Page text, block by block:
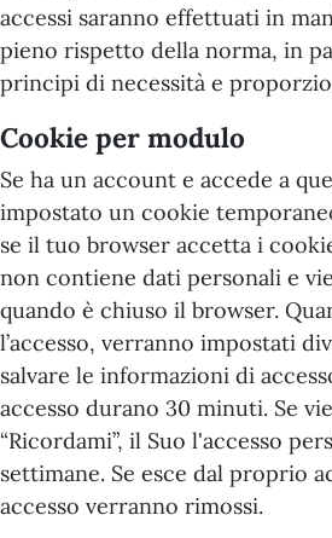
accessi saranno effettuati in
pieno rispetto della norma, in
principi di necessità e
Cookie per modulo
Se ha un account e accede a
impostato un cookie
se il tuo browser accetta i
non contiene dati personali e
quando è chiuso il browser.
l’accesso, verranno impostati
salvare le informazioni di
accesso durano 30 minuti. Se
“Ricordami”, il Suo l'accesso
settimane. Se esce dal proprio
accesso verranno rimossi.